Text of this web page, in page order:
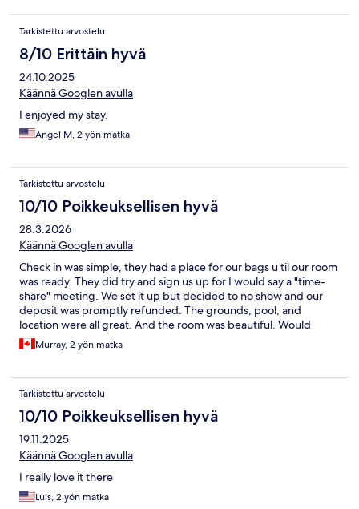
to give up. The rooms themselves are spacious but the carpet is
dirty amd outdated. The elevator was broken and appeared to
have been broken for a long time. We had to use the service
elevator and there were often no carts available. The pool was
packed with people and there were never any towels available.
The location was okay. We have stayed at other timeshares that
Tarkistettu arvostelu
8/10 Erittäin hyvä
24.10.2025
Käännä Googlen avulla
I enjoyed my stay.
Angel M, 2 yön matka
Tarkistettu arvostelu
10/10 Poikkeuksellisen hyvä
28.3.2026
Käännä Googlen avulla
Check in was simple, they had a place for our bags u til our room
was ready. They did try and sign us up for I would say a "time-
share" meeting. We set it up but decided to no show and our
deposit was promptly refunded. The grounds, pool, and
location were all great. And the room was beautiful. Would
definitely recommend and stay there again.
Murray, 2 yön matka
Tarkistettu arvostelu
10/10 Poikkeuksellisen hyvä
19.11.2025
Käännä Googlen avulla
I really love it there
Luis, 2 yön matka